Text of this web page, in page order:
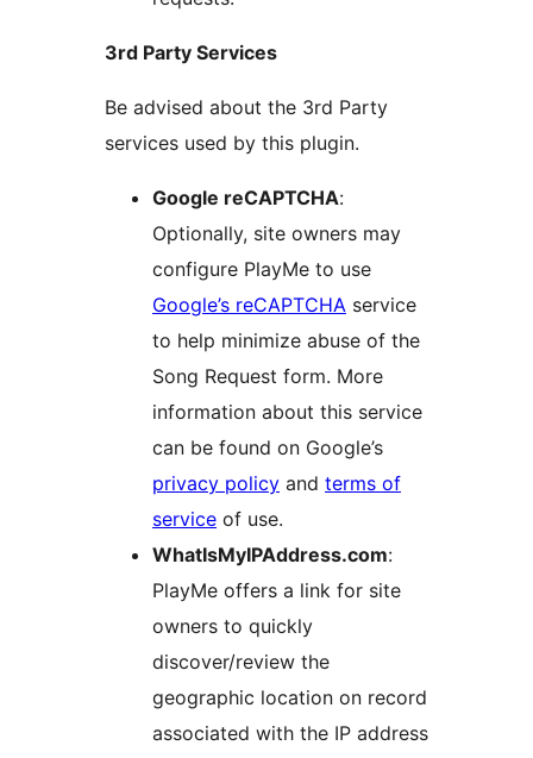
3rd Party Services
Be advised about the 3rd Party
services used by this plugin.
Google reCAPTCHA:
Optionally, site owners may
configure PlayMe to use
Google’s reCAPTCHA service
to help minimize abuse of the
Song Request form. More
information about this service
can be found on Google’s
privacy policy and terms of
service of use.
WhatIsMyIPAddress.com:
PlayMe offers a link for site
owners to quickly
discover/review the
geographic location on record
associated with the IP address